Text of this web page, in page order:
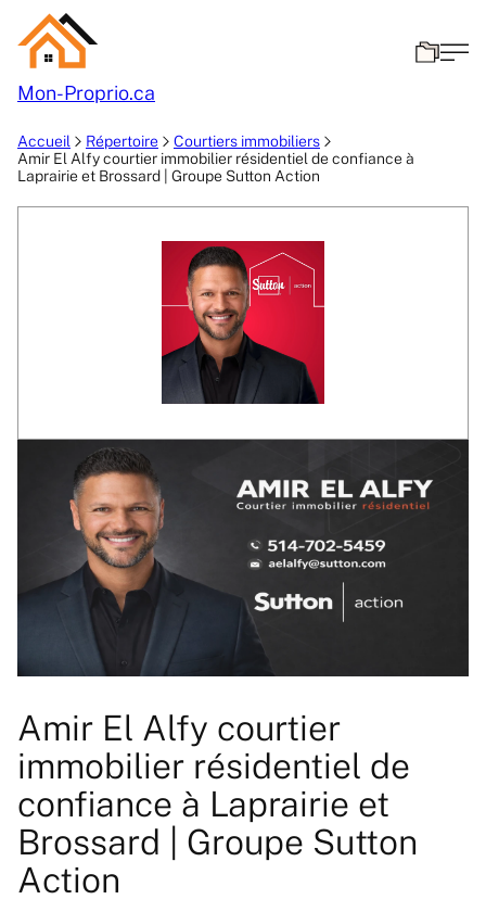
Mon-Proprio.ca
Accueil Répertoire
Courtiers immobiliers
Amir El Alfy courtier immobilier résidentiel de confiance à
Laprairie et Brossard | Groupe Sutton Action
Amir El Alfy courtier
immobilier résidentiel de
confiance à Laprairie et
Brossard | Groupe Sutton
Action